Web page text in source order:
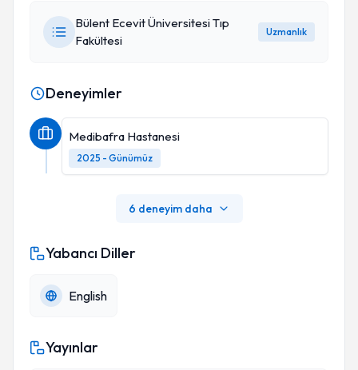
Bülent Ecevit Üniversitesi Tıp
Fakültesi
Uzmanlık
Deneyimler
Medibafra Hastanesi
2025 - Günümüz
6 deneyim daha
Yabancı Diller
English
Yayınlar